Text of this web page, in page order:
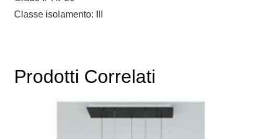
Classe isolamento: III
Prodotti Correlati